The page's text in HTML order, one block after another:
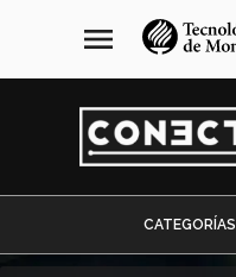
navegación
principal
menu
CATEGORÍAS